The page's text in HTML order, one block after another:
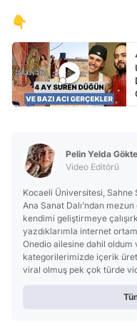
👇
Pelin Yelda
Video Editörü
Kocaeli Üniversitesi, Sahne
Ana Sanat Dalı’ndan
kendimi geliştirmeye
yazdıklarımla internet
Onedio ailesine dahil oldum
kategorilerimizde içerik
viral olmuş pek çok türde